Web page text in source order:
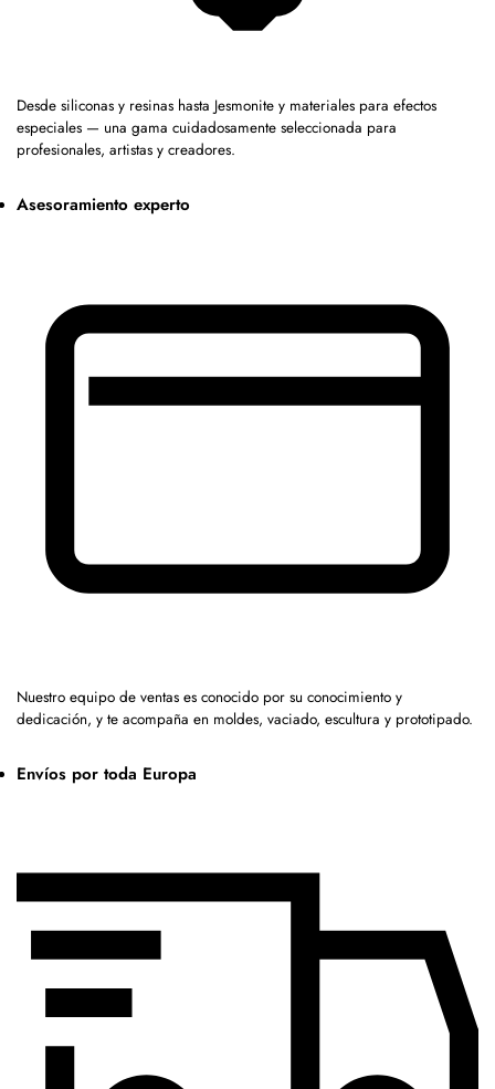
Desde siliconas y resinas hasta Jesmonite y materiales para efectos
especiales — una gama cuidadosamente seleccionada para
profesionales, artistas y creadores.
Asesoramiento experto
Nuestro equipo de ventas es conocido por su conocimiento y
dedicación, y te acompaña en moldes, vaciado, escultura y prototipado.
Envíos por toda Europa